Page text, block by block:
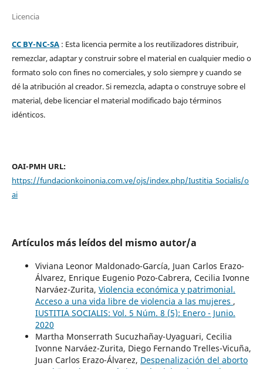
Licencia
CC BY-NC-SA: Esta licencia permite a los reutilizadores distribuir,
remezclar, adaptar y construir sobre el material en cualquier medio o
formato solo con fines no comerciales, y solo siempre y cuando se
dé la atribución al creador. Si remezcla, adapta o construye sobre el
material, debe licenciar el material modificado bajo términos
idénticos.
OAI-PMH URL:
https://fundacionkoinonia.com.ve/ojs/index.php/Iustitia_Socialis/o
ai
Artículos más leídos del mismo autor/a
Viviana Leonor Maldonado-García, Juan Carlos Erazo-
Álvarez, Enrique Eugenio Pozo-Cabrera, Cecilia Ivonne
Narváez-Zurita, Violencia económica y patrimonial.
Acceso a una vida libre de violencia a las mujeres ,
IUSTITIA SOCIALIS: Vol. 5 Núm. 8 (5): Enero - Junio.
2020
Martha Monserrath Sucuzhañay-Uyaguari, Cecilia
Ivonne Narváez-Zurita, Diego Fernando Trelles-Vicuña,
Juan Carlos Erazo-Álvarez, Despenalización del aborto